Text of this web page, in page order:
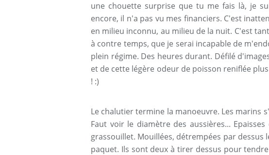
une chouette surprise que tu me fais là, je
encore, il n'a pas vu mes financiers. C'est
en milieu inconnu, au milieu de la nuit. C'est
à contre temps, que je serai incapable de
plein régime. Des heures durant. Défilé
et de cette légère odeur de poisson reniflée
! :)
Le chalutier termine la manoeuvre. Les marins
Faut voir le diamètre des aussières...
grassouillet. Mouillées, détrempées par dessus
paquet. Ils sont deux à tirer dessus pour